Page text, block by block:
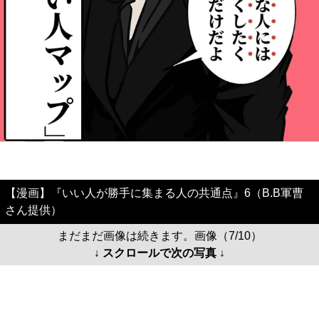
【漫画】『いい人が勝手に集まる人の共通点』6（B.B軍曹
さん提供）
まだまだ画像は続きます。画像（7/10）
↓ スクロールで次の写真 ↓